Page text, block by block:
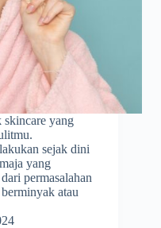
skincare yang
sejak dini
yang
permasalahan
atau